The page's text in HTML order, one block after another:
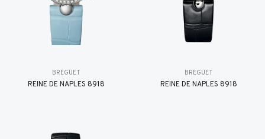
BREGUET
REINE DE NAPLES 8918
BREGUET
REINE DE NAPLES 8918